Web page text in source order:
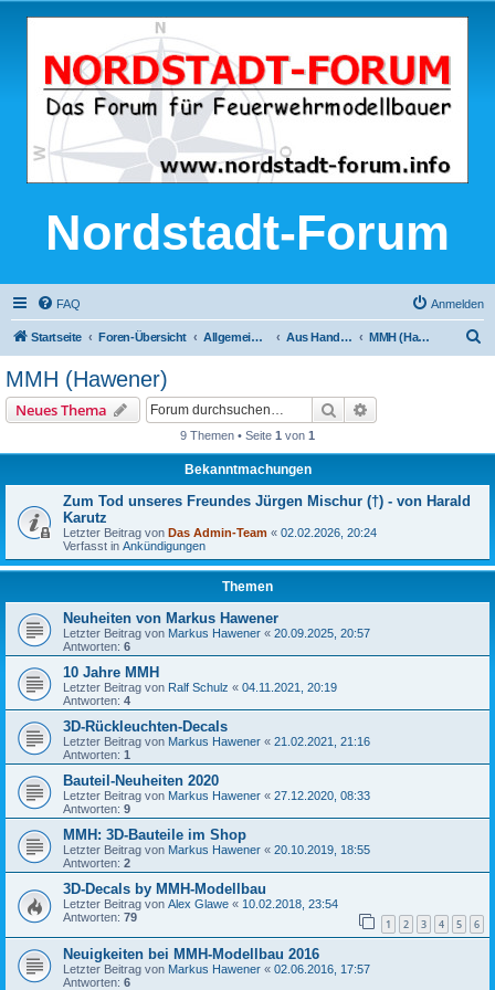
Nordstadt-Forum
FAQ Anmelden
Startseite Foren-Übersicht Allgemeine Modellbau-Themen Aus Handel, Industrie und Gewerbe MMH (Hawener)
MMH (Hawener)
Neues Thema Suche
9 Themen • Seite 1 von 1
Bekanntmachungen
Zum Tod unseres Freundes Jürgen Mischur (†) - von Harald
Karutz
Letzter Beitrag von Das Admin-Team « 02.02.2026, 20:24
Verfasst in Ankündigungen
Themen
Neuheiten von Markus Hawener
Letzter Beitrag von Markus Hawener « 20.09.2025, 20:57
Antworten: 6
10 Jahre MMH
Letzter Beitrag von Ralf Schulz « 04.11.2021, 20:19
Antworten: 4
3D-Rückleuchten-Decals
Letzter Beitrag von Markus Hawener « 21.02.2021, 21:16
Antworten: 1
Bauteil-Neuheiten 2020
Letzter Beitrag von Markus Hawener « 27.12.2020, 08:33
Antworten: 9
MMH: 3D-Bauteile im Shop
Letzter Beitrag von Markus Hawener « 20.10.2019, 18:55
Antworten: 2
3D-Decals by MMH-Modellbau
Letzter Beitrag von Alex Glawe « 10.02.2018, 23:54
Antworten: 79 1 2 3 4 5 6
Neuigkeiten bei MMH-Modellbau 2016
Letzter Beitrag von Markus Hawener « 02.06.2016, 17:57
Antworten: 6